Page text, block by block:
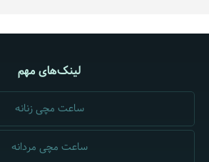
لینک‌های مهم
ساعت مچی زنانه
ساعت مچی مردانه